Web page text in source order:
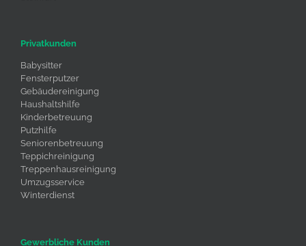
Privatkunden
Babysitter
Fensterputzer
Gebäudereinigung
Haushaltshilfe
Kinderbetreuung
Putzhilfe
Seniorenbetreuung
Teppichreinigung
Treppenhausreinigung
Umzugsservice
Winterdienst
Gewerbliche Kunden